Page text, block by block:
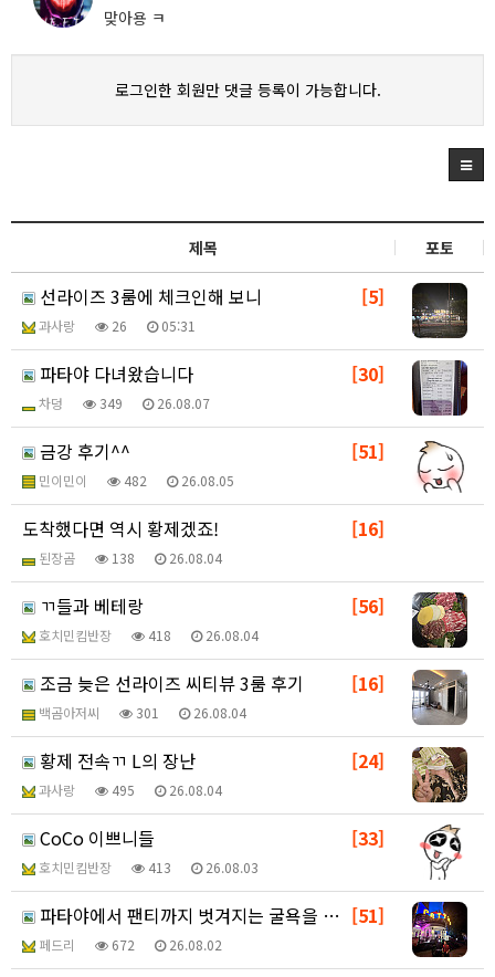
맞아용 ㅋ
로그인한 회원만 댓글 등록이 가능합니다.
제목 포토
[5]
선라이즈 3룸에 체크인해 보니
과사랑 26 05:31
[30]
파타야 다녀왔습니다
차덩 349 26.08.07
[51]
금강 후기^^
민이민이 482 26.08.05
[16]
도착했다면 역시 황제겠죠!
된장곰 138 26.08.04
[56]
ㄲ들과 베테랑
호치민킴반장 418 26.08.04
[16]
조금 늦은 선라이즈 씨티뷰 3룸 후기
백곰아저씨 301 26.08.04
[24]
황제 전속ㄲ L의 장난
과사랑 495 26.08.04
[33]
CoCo 이쁘니들
호치민킴반장 413 26.08.03
[51]
파타야에서 팬티까지 벗겨지는 굴욕을 맛보다(살색사진없음…
페드리 672 26.08.02